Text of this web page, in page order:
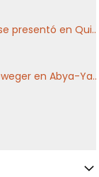
Salasacas en Galápagos se presentó en Quito y Puerto Ayora
La huella de Mary Ellen Fieweger en Abya-Yala